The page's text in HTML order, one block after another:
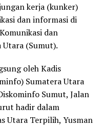
kerja (kunker)
dan informasi di
dan
(Sumut).
oleh Kadis
Sumatera Utara
Sumut, Jalan
hadir dalam
Utara Terpilih, Yusman